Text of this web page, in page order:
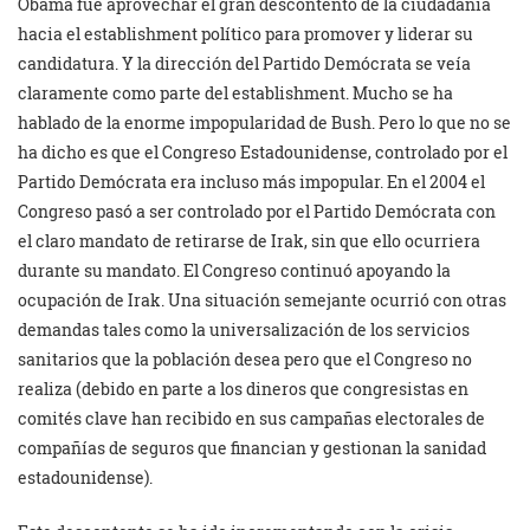
hacia el establishment político para promover y liderar su
candidatura. Y la dirección del Partido Demócrata se veía
claramente como parte del establishment. Mucho se ha
hablado de la enorme impopularidad de Bush. Pero lo que no se
ha dicho es que el Congreso Estadounidense, controlado por el
Partido Demócrata era incluso más impopular. En el 2004 el
Congreso pasó a ser controlado por el Partido Demócrata con
el claro mandato de retirarse de Irak, sin que ello ocurriera
durante su mandato. El Congreso continuó apoyando la
ocupación de Irak. Una situación semejante ocurrió con otras
demandas tales como la universalización de los servicios
sanitarios que la población desea pero que el Congreso no
realiza (debido en parte a los dineros que congresistas en
comités clave han recibido en sus campañas electorales de
compañías de seguros que financian y gestionan la sanidad
estadounidense).